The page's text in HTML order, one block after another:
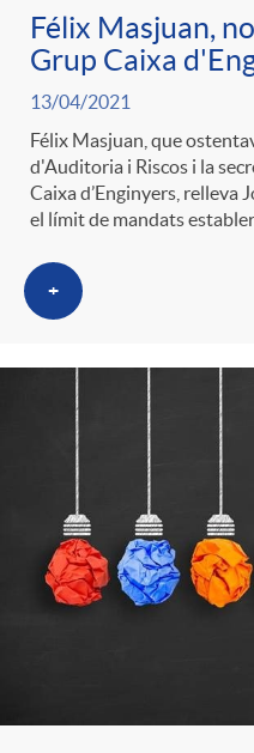
Félix Masjuan,
Grup Caixa
13/04/2021
Félix Masjuan, que
d'Auditoria i Riscos i la
Caixa d’Enginyers, relleva
el límit de mandats
+